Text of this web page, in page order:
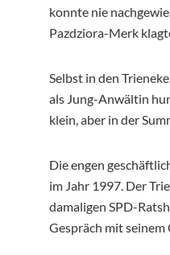
konnte nie
Pazdziora-Merk
Selbst in den
als Jung-Anwältin
klein, aber in der
Die engen
im Jahr 1997. Der
damaligen SPD-
Gespräch mit